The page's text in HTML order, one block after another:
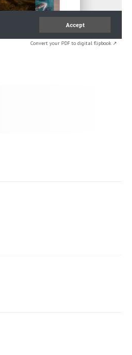
Convert your PDF to digital flipbook ↗